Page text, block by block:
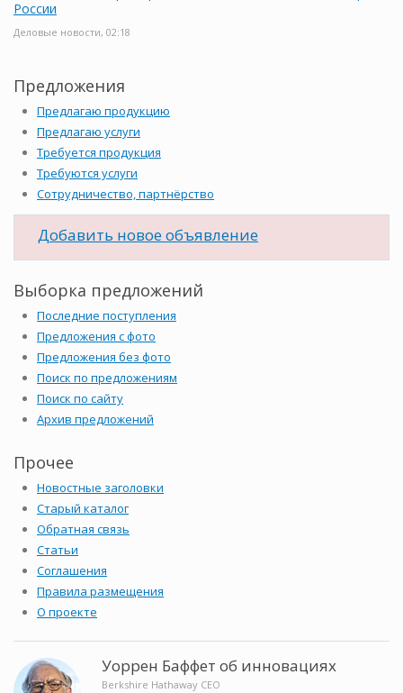
России
Деловые новости, 02:18
Предложения
Предлагаю продукцию
Предлагаю услуги
Требуется продукция
Требуются услуги
Сотрудничество, партнёрство
Добавить новое объявление
Выборка предложений
Последние поступления
Предложения с фото
Предложения без фото
Поиск по предложениям
Поиск по сайту
Архив предложений
Прочее
Новостные заголовки
Старый каталог
Обратная связь
Статьи
Соглашения
Правила размещения
О проекте
Уоррен Баффет об инновациях
Berkshire Hathaway CEO